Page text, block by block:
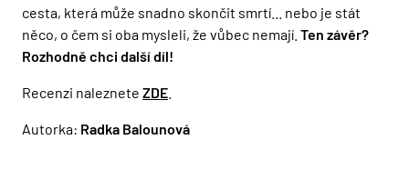
cesta, která může snadno skončit smrtí... nebo je stát
něco, o čem si oba mysleli, že vůbec nemají. Ten závěr?
Rozhodně chci další díl!
Recenzi naleznete ZDE
Autorka: Radka Balounová